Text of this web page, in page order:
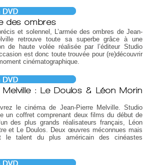
des ombres
et solennel, L’armée des ombres de Jean-
retrouve toute sa superbe grâce à une
de haute volée réalisée par l’éditeur Studio
est donc toute trouvée pour (re)découvrir
cinématographique.
: Le Doulos & Léon Morin
le cinéma de Jean-Pierre Melville. Studio
un coffret comprenant deux films du début de
des plus grands réalisateurs français, Léon
et Le Doulos. Deux œuvres méconnues mais
le talent du plus américain des cinéastes